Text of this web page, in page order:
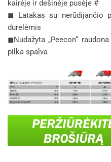
kairėje ir dešinėje pusėje #
◼ Latakas su nerūdijančio
durelėmis
◼Nudažyta „Peecon“
pilka spalva